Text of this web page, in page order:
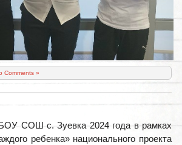
Comments »
СОШ с. Зуевка 2024 года в рамках
ребенка» национального проекта